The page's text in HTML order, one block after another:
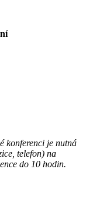
konferenci je nutná
telefon) na
do 10 hodin.